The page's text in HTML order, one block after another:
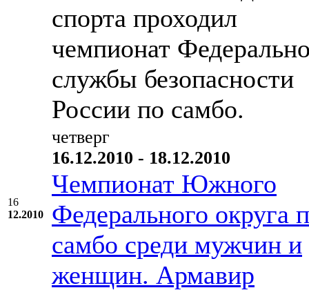
спорта проходил
чемпионат
службы безопасности
России по самбо.
16
12.2010
четверг
16.12.2010 - 18.12.2010
Чемпионат Южного
Федерального округа
самбо среди мужчин и
женщин. Армавир